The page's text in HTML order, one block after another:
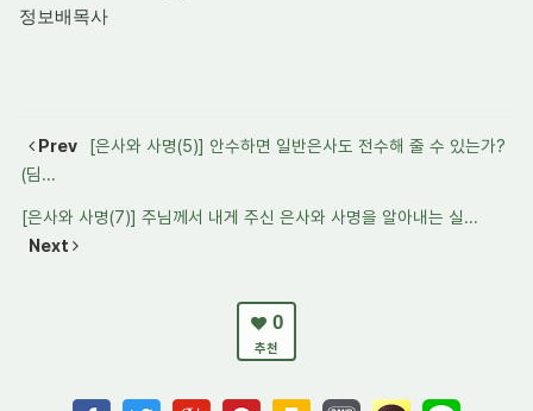
정보배목사
Prev
[은사와 사명(5)] 안수하면 일반은사도 전수해 줄 수 있는가?
(딤...
[은사와 사명(7)] 주님께서 내게 주신 은사와 사명을 알아내는 실...
Next
0
추천